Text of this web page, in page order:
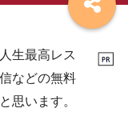
生最高レス
などの無料
思います。